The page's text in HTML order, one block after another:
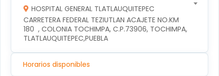
HOSPITAL GENERAL TLATLAUQUITEPEC
CARRETERA FEDERAL TEZIUTLAN ACAJETE NO.KM
180  , COLONIA TOCHIMPA, C.P.73906, TOCHIMPA,
TLATLAUQUITEPEC,PUEBLA
Horarios disponibles